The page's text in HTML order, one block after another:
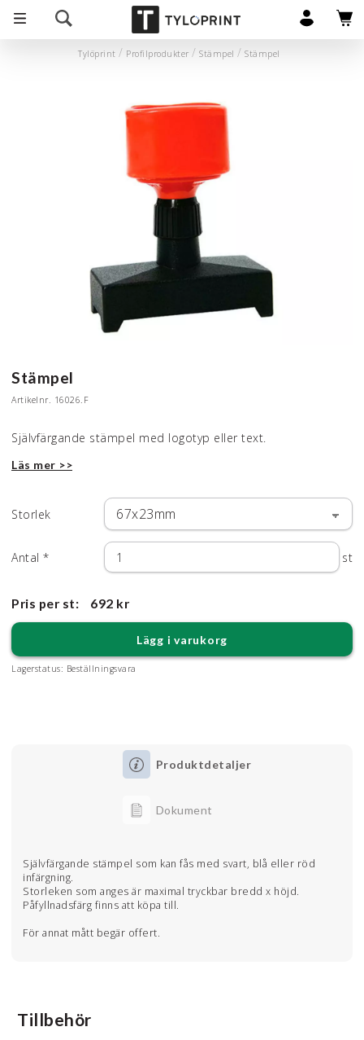
Tylöprint Profilprodukter Stämpel Stämpel
Stämpel
Artikelnr. 16026.F
Självfärgande stämpel med logotyp eller text.
Läs mer >>
Storlek
Antal * st
Pris per st: 692 kr
Lägg i varukorg
Lagerstatus: Beställningsvara
Produktdetaljer
Dokument
Självfärgande stämpel som kan fås med svart, blå eller röd
infärgning.
Storleken som anges är maximal tryckbar bredd x höjd.
Påfyllnadsfärg finns att köpa till.
För annat mått begär offert.
Tillbehör